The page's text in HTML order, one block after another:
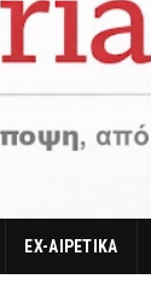
EX-ΑΙΡΕΤΙΚΑ